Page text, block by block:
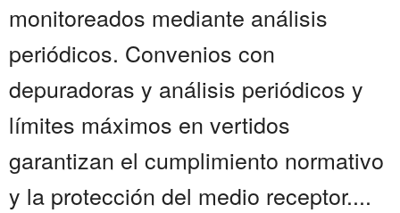
monitoreados mediante análisis
periódicos. Convenios con
depuradoras y análisis periódicos y
límites máximos en vertidos
garantizan el cumplimiento normativo
y la protección del medio receptor....